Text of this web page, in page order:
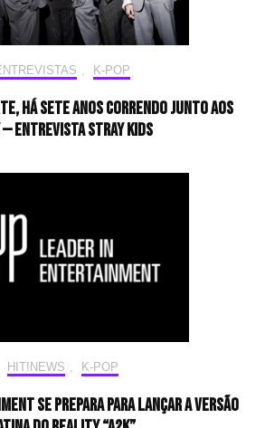
K-POP
há sete anos correndo junto aos
— Entrevista Stray Kids
HIT!NEWS K-POP
se prepara para lançar a versão